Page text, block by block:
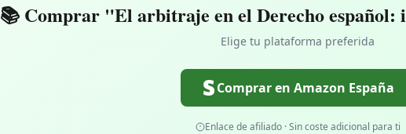
📚 Comprar "El arbitraje en el Derecho
Elige tu plataforma preferida
Comprar en Amazon España
Enlace de afiliado · Sin coste adicional para ti